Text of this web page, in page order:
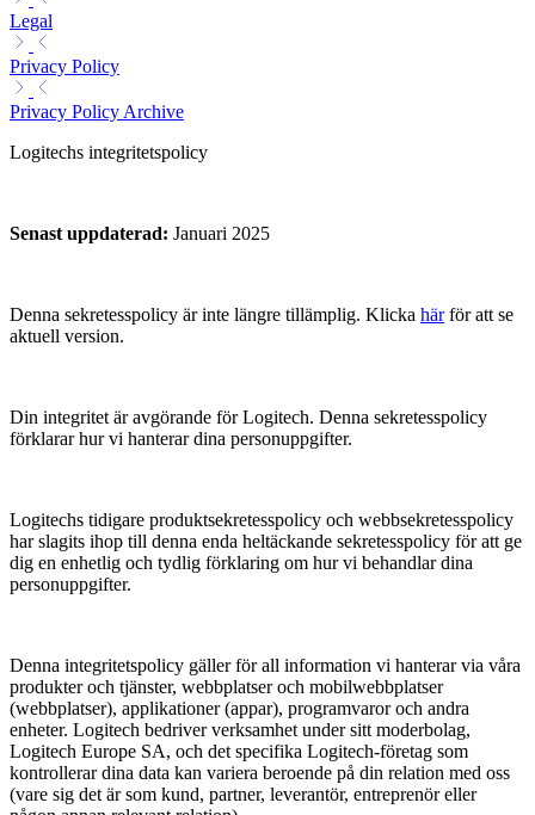
Legal
Privacy Policy
Privacy Policy Archive
Logitechs integritetspolicy
Senast uppdaterad: Januari 2025
Denna sekretesspolicy är inte längre tillämplig. Klicka härför att se
aktuell version.
Din integritet är avgörande för Logitech. Denna sekretesspolicy
förklarar hur vi hanterar dina personuppgifter.
Logitechs tidigare produktsekretesspolicy och webbsekretesspolicy
har slagits ihop till denna enda heltäckande sekretesspolicy för att ge
dig en enhetlig och tydlig förklaring om hur vi behandlar dina
personuppgifter.
Denna integritetspolicy gäller för all information vi hanterar via våra
produkter och tjänster, webbplatser och mobilwebbplatser
(webbplatser), applikationer (appar), programvaror och andra
enheter. Logitech bedriver verksamhet under sitt moderbolag,
Logitech Europe SA, och det specifika Logitech-företag som
kontrollerar dina data kan variera beroende på din relation med oss
(vare sig det är som kund, partner, leverantör, entreprenör eller